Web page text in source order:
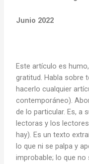
Junio 2022
Este artículo es
gratitud. Habla sobre
hacerlo cualquier
contemporáneo).
de lo particular. Es, a
lectoras y los
hay). Es un texto
lo que ni se palpa y
improbable; lo que